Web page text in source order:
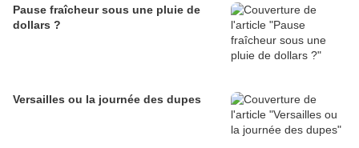
Pause fraîcheur sous une pluie de
dollars ?
Versailles ou la journée des dupes